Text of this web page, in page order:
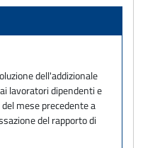
dell'addizionale
lavoratori dipendenti e
mese precedente a
del rapporto di